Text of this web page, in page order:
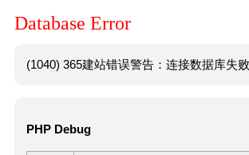
Database Error
(1040) 365建站错误警告：连接数据库失
PHP Debug